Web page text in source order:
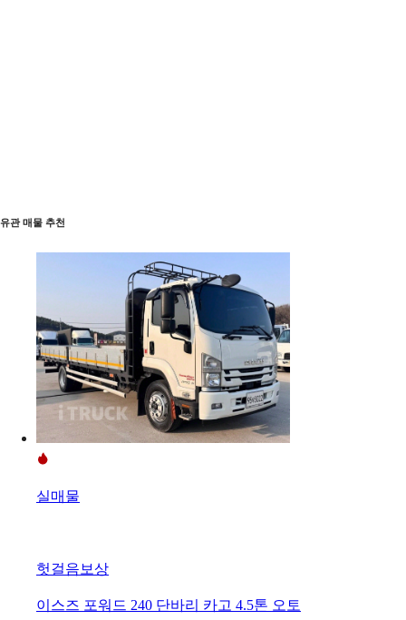
유관 매물 추천
실매물
헛걸음보상
이스즈 포워드 240 단바리 카고 4.5톤 오토